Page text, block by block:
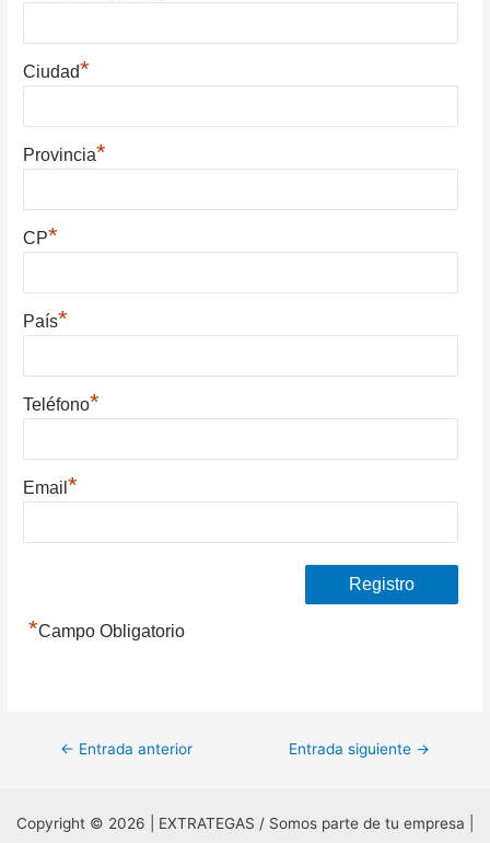
Ciudad*
Provincia*
CP*
País*
Teléfono*
Email*
*Campo Obligatorio
Navegación
entradas
← Entrada anterior Entrada siguiente →
Copyright © 2026 | EXTRATEGAS / Somos parte de tu empresa |